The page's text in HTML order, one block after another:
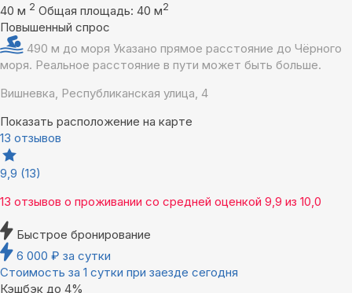
40 м 2 Общая площадь: 40 м2
Повышенный спрос
490 м до моря Указано прямое расстояние до Чёрного
моря. Реальное расстояние в пути может быть больше.
Вишневка, Республиканская улица, 4
Показать расположение на карте
13 отзывов
9,9 (13)
13 отзывов о проживании со средней оценкой 9,9 из 10,0
Быстрое бронирование
6 000 ₽ за сутки
Стоимость за 1 сутки при заезде сегодня
Кэшбэк до 4%